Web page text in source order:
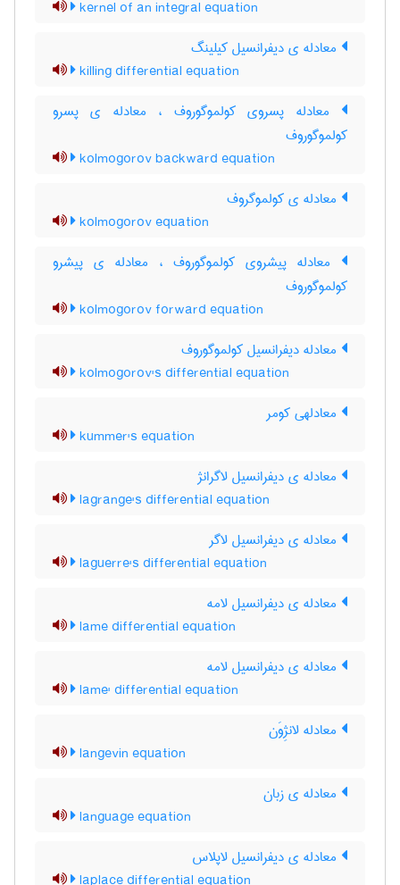
kernel of an integral equation
معادله ی دیفرانسیل کیلینگ
killing differential equation
معادله پسروی کولموگوروف ، معادله ی پسرو
کولموگوروف
kolmogorov backward equation
معادله ی کولموگروف
kolmogorov equation
معادله پیشروی کولموگوروف ، معادله ی پیشرو
کولموگوروف
kolmogorov forward equation
معادله دیفرانسیل کولموگوروف
kolmogorov's differential equation
معادلهی کومر
kummer's equation
معادله ی دیفرانسیل لاگرانژ
lagrange's differential equation
معادله ی دیفرانسیل لاگر
laguerre's differential equation
معادله ی دیفرانسیل لامه
lame differential equation
معادله ی دیفرانسیل لامه
lame' differential equation
معادله لانژِوَن
langevin equation
معادله ی زبان
language equation
معادله ی دیفرانسیل لاپلاس